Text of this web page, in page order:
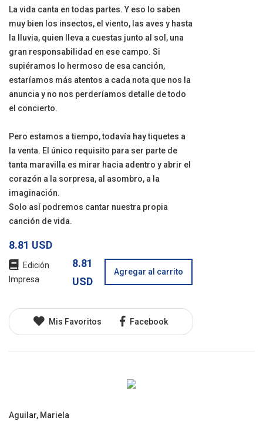
La vida canta en todas partes. Y eso lo saben
muy bien los insectos, el viento, las aves y hasta
la lluvia, quien lleva a cuestas junto al sol, una
gran responsabilidad en ese campo. Si
supiéramos lo hermoso de esa canción,
estaríamos más atentos a cada nota que nos la
anuncia y no nos perderíamos detalle de todo
el concierto.
Pero estamos a tiempo, todavía hay tiquetes a
la venta. El único requisito para ser parte de
tanta maravilla es mirar hacia adentro y abrir el
corazón a la sorpresa, al asombro, a la
imaginación.
Solo así podremos cantar nuestra propia
canción de vida.
8.81 USD
Edición
Impresa
8.81
USD
Agregar al carrito
Mis Favoritos Facebook
Aguilar, Mariela